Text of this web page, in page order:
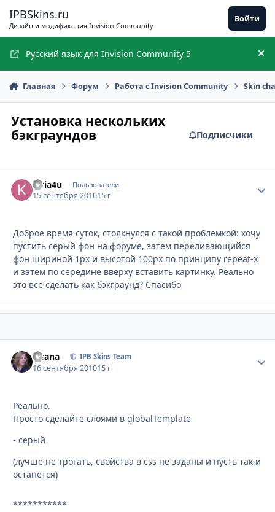
IPBSkins.ru
Дизайн и модификация Invision Community
Войти
Русский язык для Invision Community 5
Главная Форум Работа с Invision Community Skin
Установка нескольких
бэкграундов
Подписчики
kiria4u Пользователи
15 сентября 201015 г
Доброе время суток, столкнулся с такой проблемкой: хочу
пустить серый фон на форуме, затем переливающийся
фон шириной 1px и высотой 100px по принципу repeat-x
и затем по середине вверху вставить картинку. Реально
это все сделать как бэкграунд? Спасибо
Fisana IPB Skins Team
16 сентября 201015 г
Реально.
Просто сделайте слоями в globalTemplate
- серый
(лучше не трогать, свойства в css не заданы и пусть так и
останется)
***********